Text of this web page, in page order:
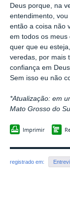
Deus porque, na
entendimento,
então a coisa não
em todos os meus
quer que eu
veredas, por mais
confiança em
Sem isso eu não
*Atualização: em
Mato Grosso do
Imprimir
registrado em: